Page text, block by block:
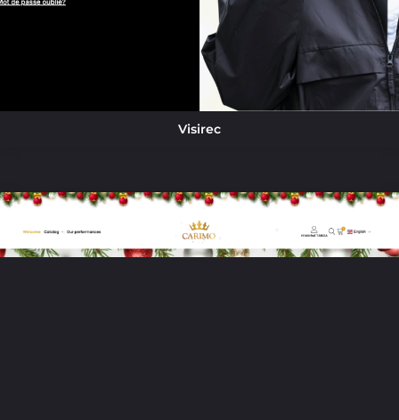
Visirec